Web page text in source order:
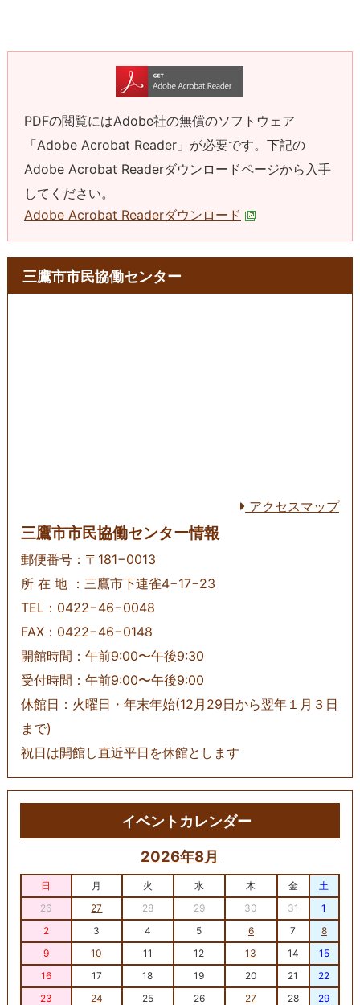
PDFの閲覧にはAdobe社の無償のソフトウェア
「Adobe Acrobat Reader」が必要です。下記の
Adobe Acrobat Readerダウンロードページから入手
してください。
Adobe Acrobat Readerダウンロード
三鷹市市民協働センター
アクセスマップ
三鷹市市民協働センター情報
郵便番号：〒181−0013
所 在 地 ：三鷹市下連雀4−17−23
TEL：0422−46−0048
FAX：0422−46−0148
開館時間：午前9:00〜午後9:30
受付時間：午前9:00〜午後9:00
休館日：火曜日・年末年始(12月29日から翌年１月３日
まで)
祝日は開館し直近平日を休館とします
イベントカレンダー
2026年8月
日 月 火 水 木 金
土
26
27 28 29 30 31
1
2
3 4 5 6 7
8
9
10 11 12 13 14
15
16
17 18 19 20 21
22
23
24 25 26 27 28
29